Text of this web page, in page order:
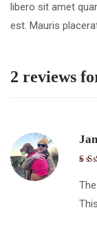
libero sit amet
est. Mauris
2 reviews